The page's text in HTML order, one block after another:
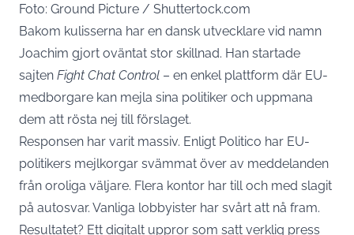
Foto: Ground Picture / Shuttertock.com
Bakom kulisserna har en dansk utvecklare vid namn
Joachim gjort oväntat stor skillnad. Han startade
sajten Fight Chat Control – en enkel plattform där EU-
medborgare kan mejla sina politiker och uppmana
dem att rösta nej till förslaget.
Responsen har varit massiv. Enligt Politico har EU-
politikers mejlkorgar svämmat över av meddelanden
från oroliga väljare. Flera kontor har till och med slagit
på autosvar. Vanliga lobbyister har svårt att nå fram.
Resultatet? Ett digitalt uppror som satt verklig press